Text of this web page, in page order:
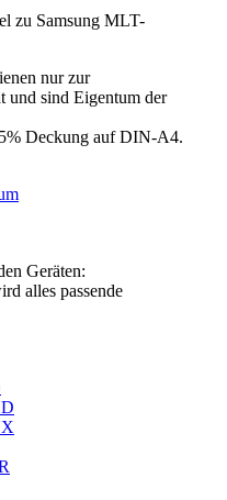
zu Samsung MLT-
nur zur
und sind Eigentum der
Deckung auf DIN-A4.
Geräten:
alles passende